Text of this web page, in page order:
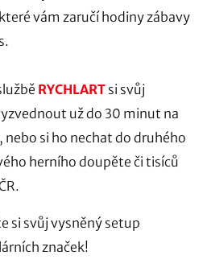
vám zaručí hodiny zábavy
RYCHLART si svůj
už do 30 minut na
nebo si ho nechat do druhého
herního doupěte či tisíců
si svůj vysněný setup
značek!